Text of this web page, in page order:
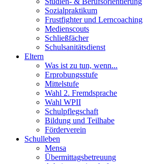
Sozialpraktikum
Frustfighter und Lerncoaching
Medienscouts
Schließfächer
Schulsanitätsdienst
Eltern
Was ist zu tun, wenn...
Erprobungsstufe
Mittelstufe
Wahl 2. Fremdsprache
Wahl WPII
Schulpflegschaft
Bildung und Teilhabe
Förderverein
Schulleben
Mensa
Übermittagsbetreuung